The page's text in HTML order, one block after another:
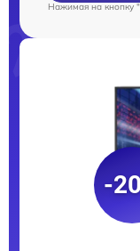
Нажимая на кнопку
-